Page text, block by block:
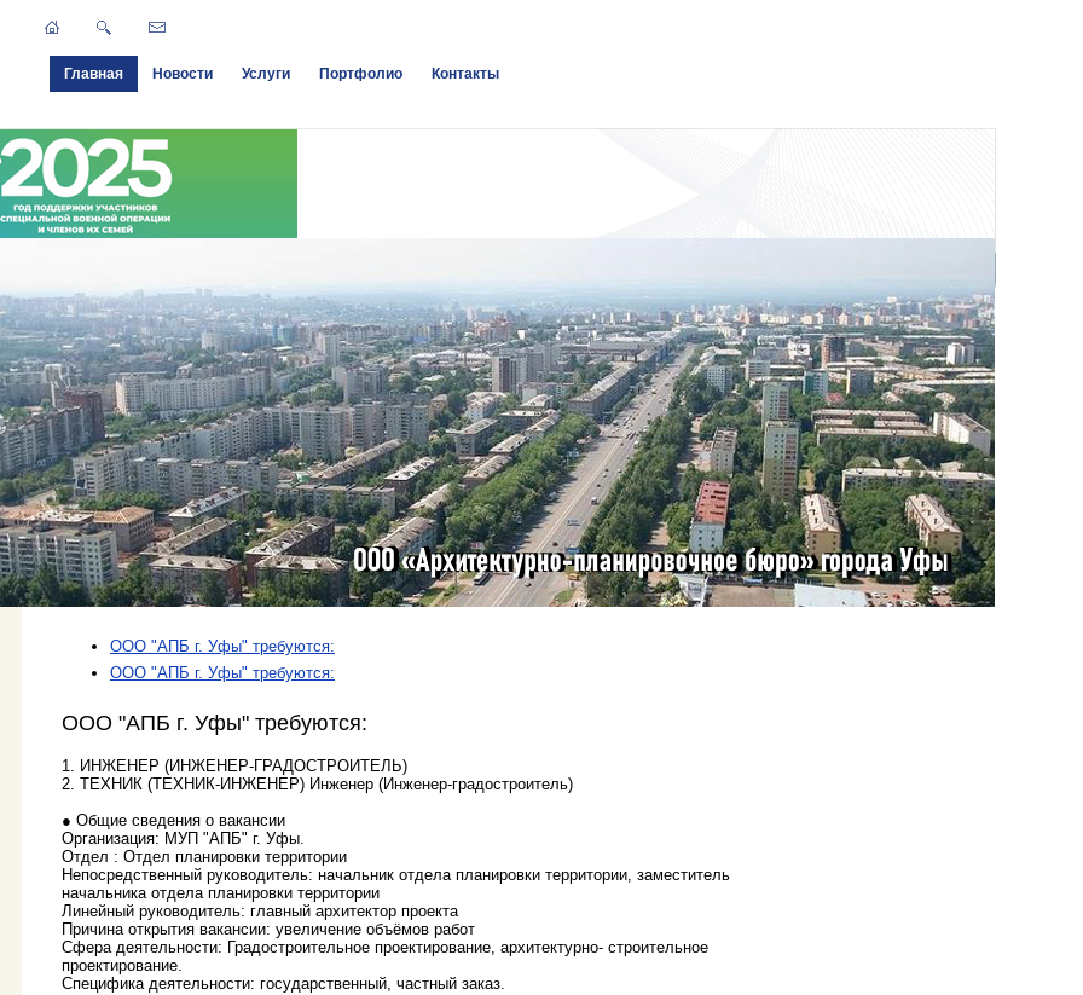
Главная Новости Услуги Портфолио Контакты
Вакансии
ООО "АПБ г. Уфы" требуются:
ООО "АПБ г. Уфы" требуются:
ООО "АПБ г. Уфы" требуются:
1. ИНЖЕНЕР (ИНЖЕНЕР-ГРАДОСТРОИТЕЛЬ)
2. ТЕХНИК (ТЕХНИК-ИНЖЕНЕР) Инженер (Инженер-градостроитель)
● Общие сведения о вакансии
Организация: МУП "АПБ" г. Уфы.
Отдел : Отдел планировки территории
Непосредственный руководитель: начальник отдела планировки территории, заместитель
начальника отдела планировки территории
Линейный руководитель: главный архитектор проекта
Причина открытия вакансии: увеличение объёмов работ
Сфера деятельности: Градостроительное проектирование, архитектурно- строительное
проектирование.
Специфика деятельности: государственный, частный заказ.